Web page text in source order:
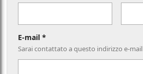
E-mail *
Sarai contattato a questo indirizzo e-mail